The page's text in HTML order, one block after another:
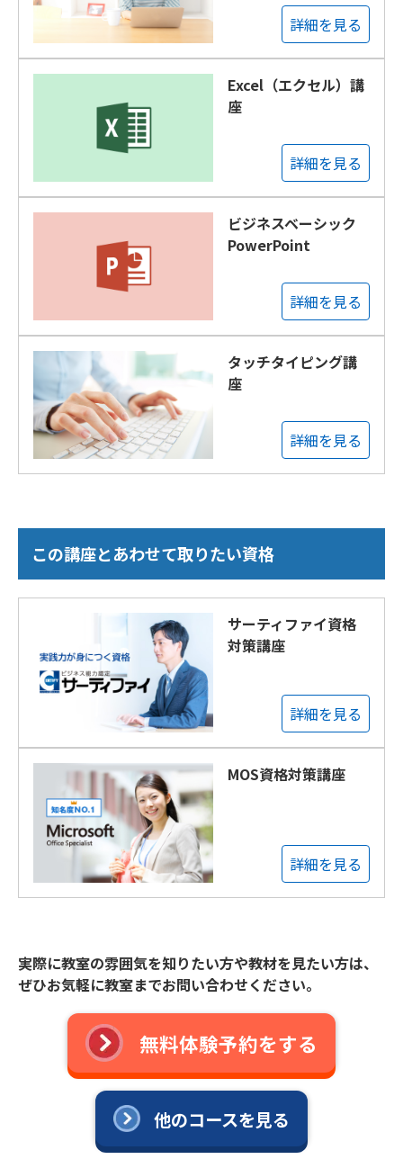
詳細を見る
Excel（エクセル）講
座
詳細を見る
ビジネスベーシック
PowerPoint
詳細を見る
タッチタイピング講
座
詳細を見る
この講座とあわせて取りたい資格
サーティファイ資格
対策講座
詳細を見る
MOS資格対策講座
詳細を見る
実際に教室の雰囲気を知りたい方や教材を見たい方は、
ぜひお気軽に教室までお問い合わせください。
無料体験予約をする
他のコースを見る